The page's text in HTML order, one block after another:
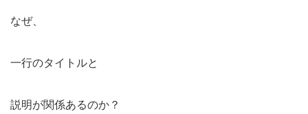
なぜ、
一行のタイトルと
説明が関係あるのか？